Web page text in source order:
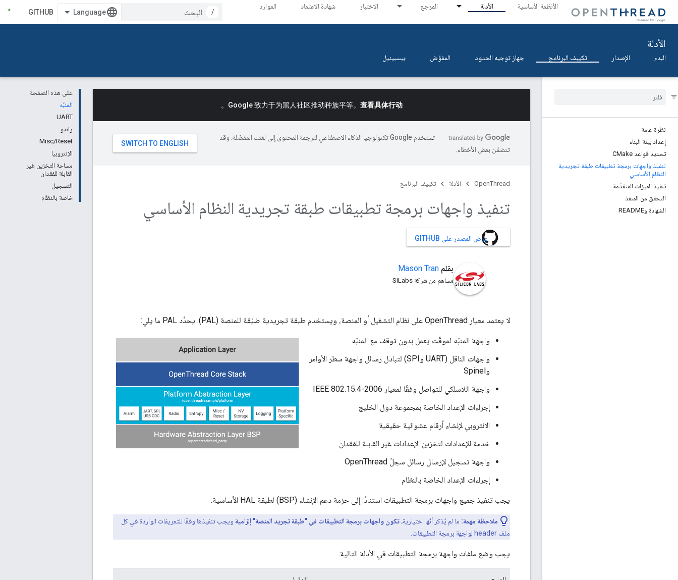
الأنظمة الأساسية الأدلة المرجع الاختبار شهادة الاعتماد الموارد
/
GITHUB
الأدلة
البدء الإصدار تكييف البرنامج جهاز توجيه الحدود المفوّض بيسبينيل
نظرة عامة
إعداد بيئة البناء
تحديد قواعد CMake
تنفيذ واجهات برمجة تطبيقات طبقة تجريدية
النظام الأساسي
تنفيذ الميزات المتقدّمة
التحقق من المنفذ
الشهادة وREADME
على هذه الصفحة
المنبّه
UART
راديو
Misc/Reset
الإنتروبيا
مساحة التخزين غير
القابلة للفقدان
التسجيل
خاصة بالنظام
Google 致力于为黑人社区推动种族平等。 查看具体行动
。
تستخدم Google تكنولوجيا الذكاء الاصطناعي لترجمة المحتوى إلى لغتك المفضّلة، وقد
تتضمّن بعض الأخطاء.
OpenThread الأدلة تكييف البرنامج
تنفيذ واجهات برمجة تطبيقات طبقة تجريدية النظام الأساسي
عرض المصدر على GITHUB
بقلم Mason Tran
مساهم من شركة SiLabs
لا يعتمد معيار OpenThread على نظام التشغيل أو المنصة، ويستخدم طبقة تجريدية ضيّقة للمنصة (PAL). يحدِّد PAL ما يلي:
واجهة المنبّه لموقّت يعمل بدون توقف مع المنبّه
واجهات الناقل (UART وSPI) لتبادل رسائل واجهة سطر الأوامر
وSpinel
واجهة اللاسلكي للتواصل وفقًا لمعيار IEEE 802.15.4-2006
إجراءات الإعداد الخاصة بمجموعة دول الخليج
الانتروبي لإنشاء أرقام عشوائية حقيقية
خدمة الإعدادات لتخزين الإعدادات غير القابلة للفقدان
واجهة تسجيل لإرسال رسائل سجلّ OpenThread
إجراءات الإعداد الخاصة بالنظام
يجب تنفيذ جميع واجهات برمجة التطبيقات استنادًا إلى حزمة دعم الإنشاء (BSP) لطبقة HAL الأساسية.
ملاحظة مهمة: ما لم يُذكر أنّها اختيارية، تكون واجهات برمجة التطبيقات في "طبقة تجريد المنصة" إلزامية ويجب تنفيذها وفقًا للتعريفات الواردة في كل
ملف header لواجهة برمجة التطبيقات.
يجب وضع ملفات واجهة برمجة التطبيقات في الأدلة التالية: